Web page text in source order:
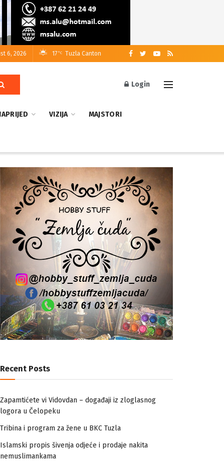
6, 2026 17 °C Tuzla Canton
Login
VIZIJA MAJSTORI
Recent Posts
Zapamtićete vi Vidovdan – događaji iz zloglasnog
logora u Čelopeku
Tribina i program za žene u BKC Tuzla
Islamski propis šivenja odjeće i prodaje nakita
nemuslimankama